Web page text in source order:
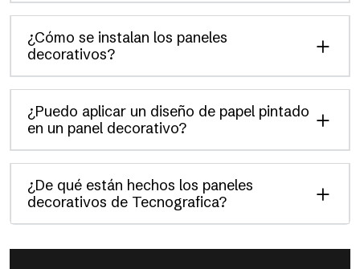
¿Cómo se instalan los paneles
decorativos?
¿Puedo aplicar un diseño de papel pintado
en un panel decorativo?
¿De qué están hechos los paneles
decorativos de Tecnografica?